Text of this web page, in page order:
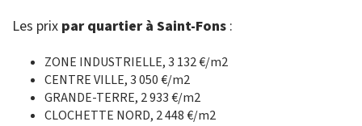
Les prix par quartier à Saint-Fons :
ZONE INDUSTRIELLE, 3 132 €/m2
CENTRE VILLE, 3 050 €/m2
GRANDE-TERRE, 2 933 €/m2
CLOCHETTE NORD, 2 448 €/m2